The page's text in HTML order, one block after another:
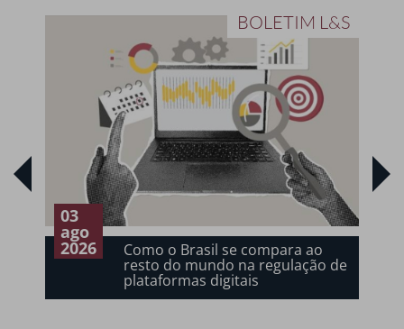
BOLETIM L&S
03
ago
2026 Como o Brasil se compara ao
resto do mundo na regulação de
plataformas digitais